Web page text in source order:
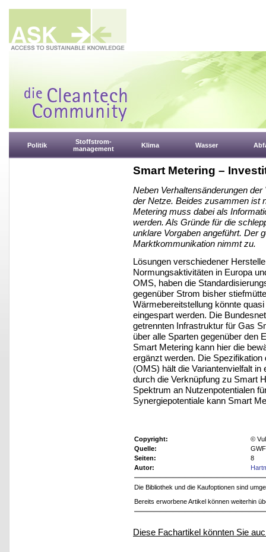
Politik
Stoffstrom-
management
Klima Wasser
Smart Metering –
Neben Verhaltensänderungen
der Netze. Beides zusammen ist
Metering muss dabei als
werden. Als Gründe für die
unklare Vorgaben angeführt. Der
Marktkommunikation nimmt zu.
Lösungen verschiedener
Normungsaktivitäten in Europa
OMS, haben die
gegenüber Strom bisher
Wärmebereitstellung könnte
eingespart werden. Die
getrennten Infrastruktur für Gas
über alle Sparten gegenüber den
Smart Metering kann hier die
ergänzt werden. Die
(OMS) hält die Variantenvielfalt
durch die Verknüpfung zu Smart
Spektrum an Nutzenpotentialen
Synergiepotentiale kann Smart
Copyright:
©
Quelle:
Seiten:
8
Autor:
Die Bibliothek und die Kaufoptionen sind
Bereits erworbene Artikel können weiterhin
Diese Fachartikel könnten Sie